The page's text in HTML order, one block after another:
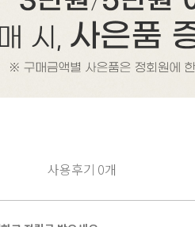
사용후기 0개